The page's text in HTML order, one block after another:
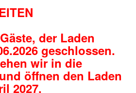
der Laden
geschlossen.
wir in die
öffnen den Laden
2027.